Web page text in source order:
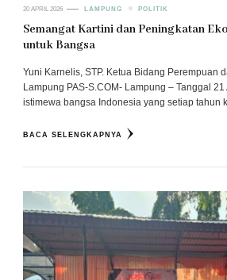
20 APRIL 2026 LAMPUNG POLITIK
Semangat Kartini dan Peningkatan
untuk Bangsa
Yuni Karnelis, STP. Ketua Bidang Perempuan
Lampung PAS-S.COM- Lampung – Tanggal
istimewa bangsa Indonesia yang setiap tahun
BACA SELENGKAPNYA